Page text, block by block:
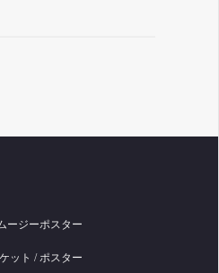
ージーポスター
ット /ポスター